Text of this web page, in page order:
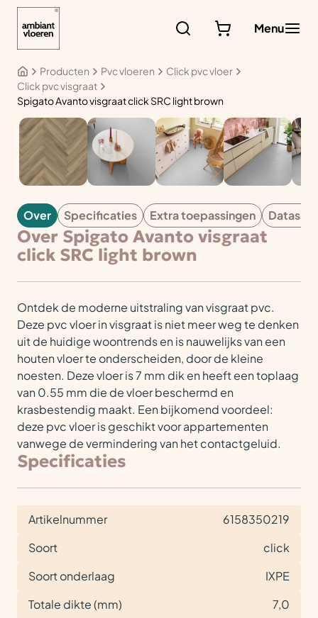
Menu
Producten Pvc vloeren
Click pvc vloer
Click pvc visgraat
Spigato Avanto visgraat click SRC light brown
PVC
Over Specificaties Extra toepassingen
Over Spigato Avanto visgraat
click SRC light brown
Ontdek de moderne uitstraling van visgraat pvc.
Deze pvc vloer in visgraat is niet meer weg te denken
uit de huidige woontrends en is nauwelijks van een
houten vloer te onderscheiden, door de kleine
noesten. Deze vloer is 7 mm dik en heeft een toplaag
van 0.55 mm die de vloer beschermd en
krasbestendig maakt. Een bijkomend voordeel:
deze pvc vloer is geschikt voor appartementen
vanwege de vermindering van het contactgeluid.
Specificaties
Artikelnummer
6158350219
Soort
click
Soort onderlaag
IXPE
Totale dikte (mm)
7,0